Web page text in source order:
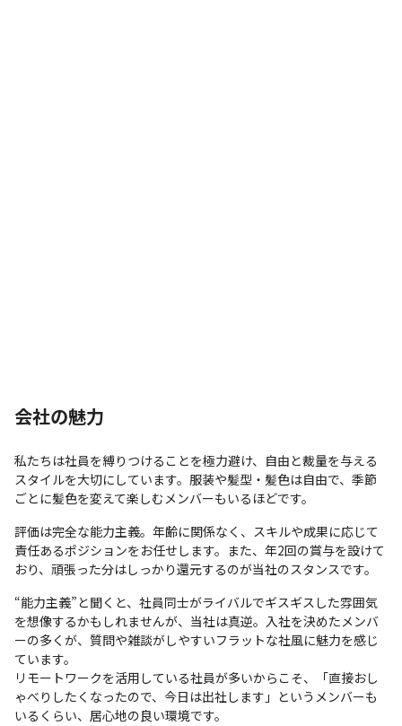
会社の魅力
私たちは社員を縛りつけることを極力避け、自由と裁量を与える
スタイルを大切にしています。服装や髪型・髪色は自由で、季節
ごとに髪色を変えて楽しむメンバーもいるほどです。
評価は完全な能力主義。年齢に関係なく、スキルや成果に応じて
責任あるポジションをお任せします。また、年2回の賞与を設けて
おり、頑張った分はしっかり還元するのが当社のスタンスです。
“能力主義”と聞くと、社員同士がライバルでギスギスした雰囲気
を想像するかもしれませんが、当社は真逆。入社を決めたメンバ
ーの多くが、質問や雑談がしやすいフラットな社風に魅力を感じ
ています。
リモートワークを活用している社員が多いからこそ、「直接おし
ゃべりしたくなったので、今日は出社します」というメンバーも
いるくらい、居心地の良い環境です。